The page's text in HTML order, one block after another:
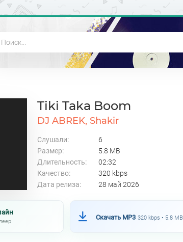
Tiki Taka Boom
DJ ABREK, Shakir
Слушали:
6
Размер:
5.8 MB
Длительность:
02:32
Качество:
320 kbps
Дата релиза:
28 май 2026
Скачать MP3 320 kbps • 5.8 MB